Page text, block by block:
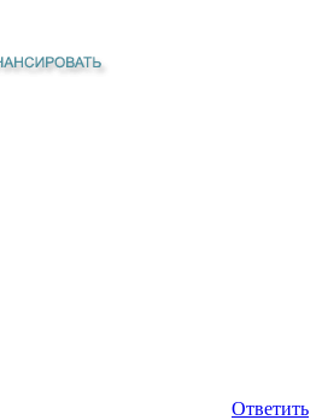
Ответить